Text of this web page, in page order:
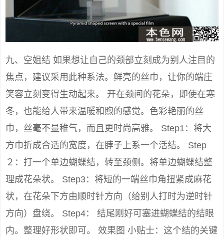
九、空姐结 如果想让自己的颈部立刻成为别人注目的
焦点，建议采用此种系法。鲜亮的丝巾，让你的端庄
笑容立刻变得生动起来。 开在颈间的花朵，即使在寒
冬，也能给人带来温暖和煦的感觉。色彩艳丽的丝
巾，丝毫不显稚气，而且更时尚高雅。 Step1：将大
方巾折成合适的宽度，在脖子上系一个活结。 Step
２：打一个单边蝴蝶结，转至颈侧。将单边蝴蝶结整
理成花朵状。 Step3：将短的一端丝巾角扭紧成麻花
状，在花朵下方由顺时针方向（给别人打时为逆时针
方向）盘绕。 Step4： 结尾刚好可塞进蝴蝶结的结眼
内。整理好形状即可。 效果图 小贴士：这个结的关键